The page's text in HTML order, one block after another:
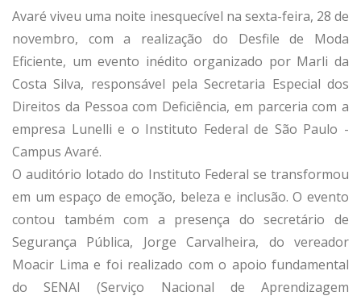
Avaré viveu uma noite inesquecível na sexta-feira, 28 de
novembro, com a realização do Desfile de Moda
Eficiente, um evento inédito organizado por Marli da
Costa Silva, responsável pela Secretaria Especial dos
Direitos da Pessoa com Deficiência, em parceria com a
empresa Lunelli e o Instituto Federal de São Paulo -
Campus Avaré.
O auditório lotado do Instituto Federal se transformou
em um espaço de emoção, beleza e inclusão. O evento
contou também com a presença do secretário de
Segurança Pública, Jorge Carvalheira, do vereador
Moacir Lima e foi realizado com o apoio fundamental
do SENAI (Serviço Nacional de Aprendizagem